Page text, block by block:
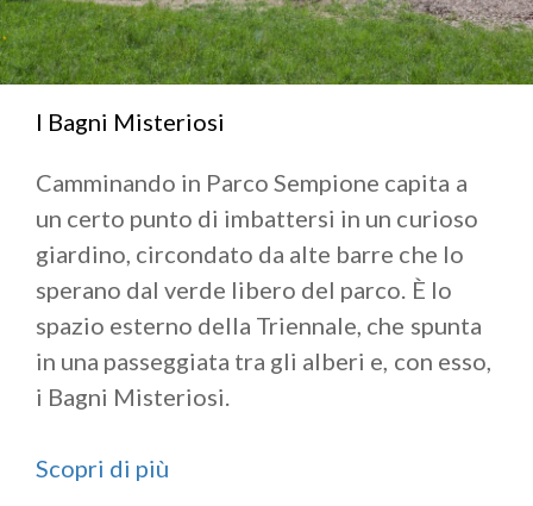
I Bagni Misteriosi
Camminando in Parco Sempione capita a
un certo punto di imbattersi in un curioso
giardino, circondato da alte barre che lo
sperano dal verde libero del parco. È lo
spazio esterno della Triennale, che spunta
in una passeggiata tra gli alberi e, con esso,
i Bagni Misteriosi.
Scopri di più